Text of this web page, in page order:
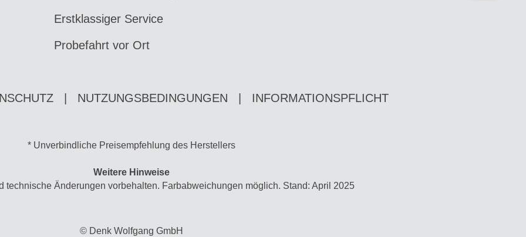
Erstklassiger Service
Probefahrt vor Ort
NUTZUNGSBEDINGUNGEN INFORMATIONSPFLICHT
* Unverbindliche Preisempfehlung des Herstellers
Weitere Hinweise
technische Änderungen vorbehalten. Farbabweichungen möglich. Stand: April 2025
© Denk Wolfgang GmbH